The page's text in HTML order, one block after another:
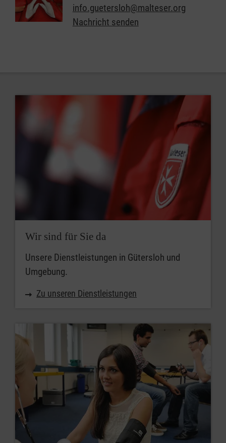
info.guetersloh@malteser.org
Nachricht senden
Wir sind für Sie da
Unsere Dienstleistungen in Gütersloh und
Umgebung.
Zu unseren Dienstleistungen